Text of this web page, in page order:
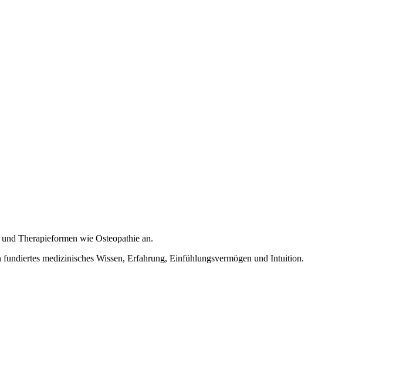
Therapieformen wie Osteopathie an.
fundiertes medizinisches Wissen, Erfahrung, Einfühlungsvermögen und Intuition.